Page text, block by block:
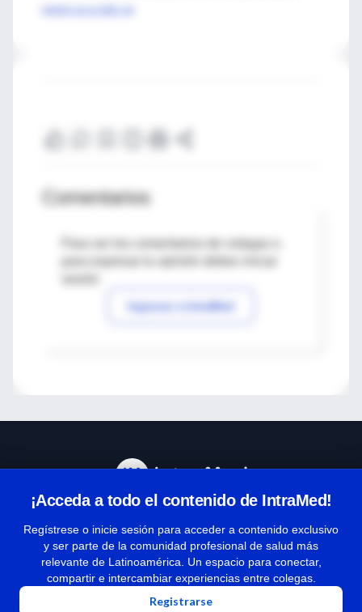
Comentarios
Para ver los comentarios de colegas o
Ingresar a IntraMed
¡Acceda a todo el contenido de IntraMed!
Regístrese o inicie sesión para acceder a contenido exclusivo
y ser parte de la comunidad profesional de salud más
relevante de Latinoamérica. Un espacio para conectar,
compartir e intercambiar experiencias entre colegas.
Registrarse
Términos y condiciones
| Políticas de privacidad
| Todos los derechos reservados | Copyright 1997-2026